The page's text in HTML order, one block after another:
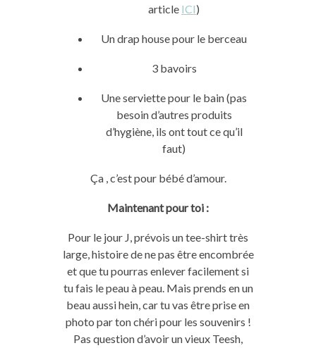
article ICI)
Un drap house pour le berceau
3 bavoirs
Une serviette pour le bain (pas
besoin d’autres produits
d’hygiène, ils ont tout ce qu’il
faut)
Ça , c’est pour bébé d’amour.
Maintenant pour toi :
Pour le jour J, prévois un tee-shirt très
large, histoire de ne pas être encombrée
et que tu pourras enlever facilement si
tu fais le peau à peau. Mais prends en un
beau aussi hein, car tu vas être prise en
photo par ton chéri pour les souvenirs !
Pas question d’avoir un vieux Teesh,